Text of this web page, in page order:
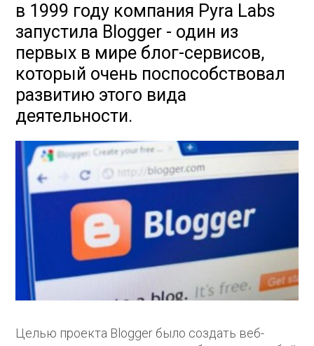
в 1999 году компания Pyra Labs
запустила Blogger - один из
первых в мире блог-сервисов,
который очень поспособствовал
развитию этого вида
деятельности.
Целью проекта Blogger было создать веб-